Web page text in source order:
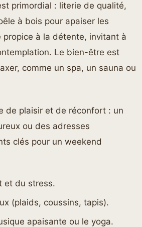
primordial : literie de qualité,
à bois pour apaiser les
à la détente, invitant à
Le bien-être est
comme un spa, un sauna ou
de plaisir et de réconfort : un
ou des adresses
clés pour un weekend
et du stress.
(plaids, coussins, tapis).
apaisante ou le yoga.